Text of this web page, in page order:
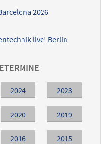
2026
live! Berlin
2024 2023
2020 2019
2016 2015